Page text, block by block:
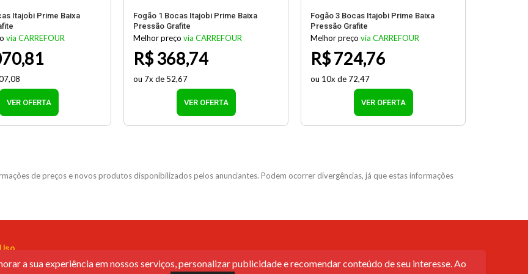
Itajobi Prime Baixa
via CARREFOUR
VER OFERTA
Fogão 1 Bocas Itajobi Prime Baixa
Pressão Grafite
Melhor preço via CARREFOUR
R$ 368,74
ou 7x de 52,67
VER OFERTA
Fogão 3 Bocas Itajobi Prime Baixa
Pressão Grafite
Melhor preço via CARREFOUR
R$ 724,76
ou 10x de 72,47
VER OFERTA
de preços e novos produtos disponibilizados pelos anunciantes. Podem ocorrer divergências, já que estas informações
a sua experiência em nossos serviços, personalizar publicidade e recomendar conteúdo de seu interesse. Ao